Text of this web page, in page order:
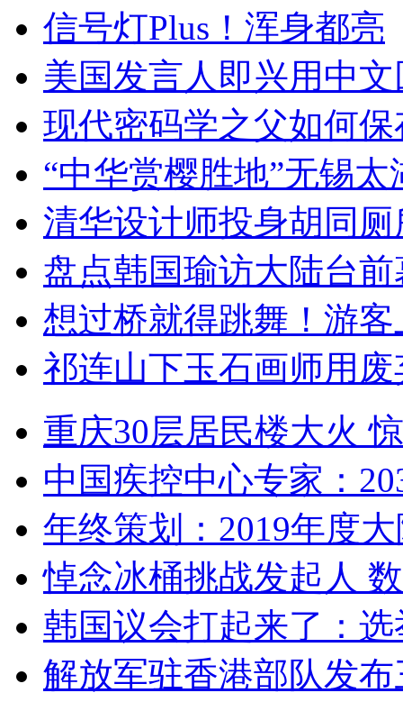
信号灯Plus！浑身都亮
美国发言人即兴用中
现代密码学之父如何
“中华赏樱胜地”无锡
清华设计师投身胡同
盘点韩国瑜访大陆台
想过桥就得跳舞！游客
祁连山下玉石画师用
重庆30层居民楼大火
中国疾控中心专家：
年终策划：2019年度
悼念冰桶挑战发起人
韩国议会打起来了：
解放军驻香港部队发